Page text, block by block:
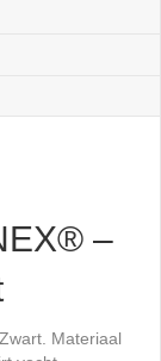
–
Materiaal